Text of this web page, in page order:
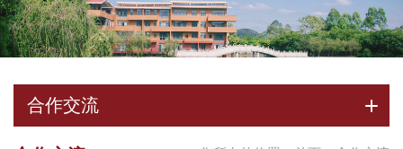
合作交流